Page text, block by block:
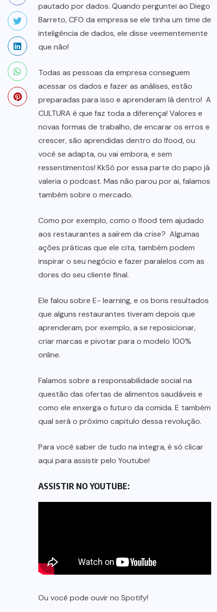
pautado por dados. Quando perguntei ao Diego
Barreto, CFO da empresa se ele tinha um time de
inteligência de dados, ele disse veementemente
que não!
Todas as pessoas da empresa conseguem
acessar os dados e fazer as análises, estão
preparadas para isso e aprenderam lá dentro! A
CULTURA é que faz toda a diferença! Valores e
novas formas de trabalho, de encarar os erros e
crescer, são aprendidas dentro do Ifood, ou
você se adapta, ou vai embora, e sem
ressentimentos! KkSó por essa parte do papo já
valeria o podcast. Mas não parou por ai, falamos
também sobre o mercado.
Como por exemplo, como o Ifood tem ajudado
aos restaurantes a saírem da crise? Algumas
ações práticas que ele cita, também podem
inspirar o seu negócio e fazer paralelos com as
dores do seu cliente final.
Ele falou sobre E- learning, e os bons resultados
que alguns restaurantes tiveram depois que
aprenderam, por exemplo, a se reposicionar,
criar marcas e pivotar para o modelo 100%
online.
Falamos sobre a responsabilidade social na
questão das ofertas de alimentos saudáveis e
como ele enxerga o futuro da comida. E também
qual será o próximo capitulo dessa revolução.
Para você saber de tudo na integra, é só clicar
aqui para assistir pelo Youtube!
ASSISTIR NO YOUTUBE:
Ou você pode ouvir no Spotify!